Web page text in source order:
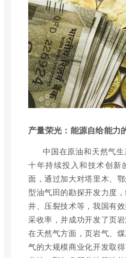
产量荣光：能源自给能力
中国在原油和天然气
十年持续投入和技术创新
面，通过加大对塔里木、
型油气田的勘探开发力度
井、压裂技术等，我国有
采收率，并成功开发了页岩
在天然气方面，页岩气、
气的大规模商业化开发取